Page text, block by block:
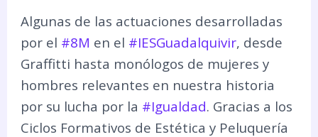
Algunas de las actuaciones desarrolladas
por el #8M en el #IESGuadalquivir, desde
Graffitti hasta monólogos de mujeres y
hombres relevantes en nuestra historia
por su lucha por la #Igualdad. Gracias a los
Ciclos Formativos de Estética y Peluquería